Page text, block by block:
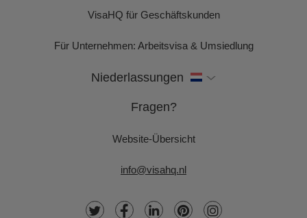
VisaHQ für Geschäftskunden
Für Unternehmen: Arbeitsvisa & Umsiedlung
Niederlassungen
Fragen?
Website-Übersicht
info@visahq.nl